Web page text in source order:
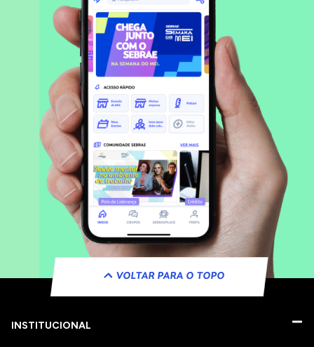
VOLTAR PARA O TOPO
INSTITUCIONAL